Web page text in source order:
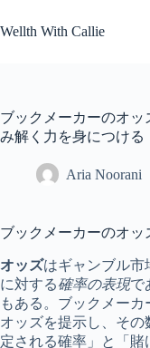
to
content
Wellth With Callie
ブックメーカーのオ
み解く力を身につける
Aria Noorani
ブックメーカーのオ
オッズはギャンブル市
に対する確率の表現で
もある。ブックメー
オッズを提示し、そ
定される確率」と「